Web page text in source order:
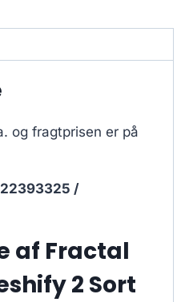
og fragtprisen er på
/
af Fractal
2 Sort